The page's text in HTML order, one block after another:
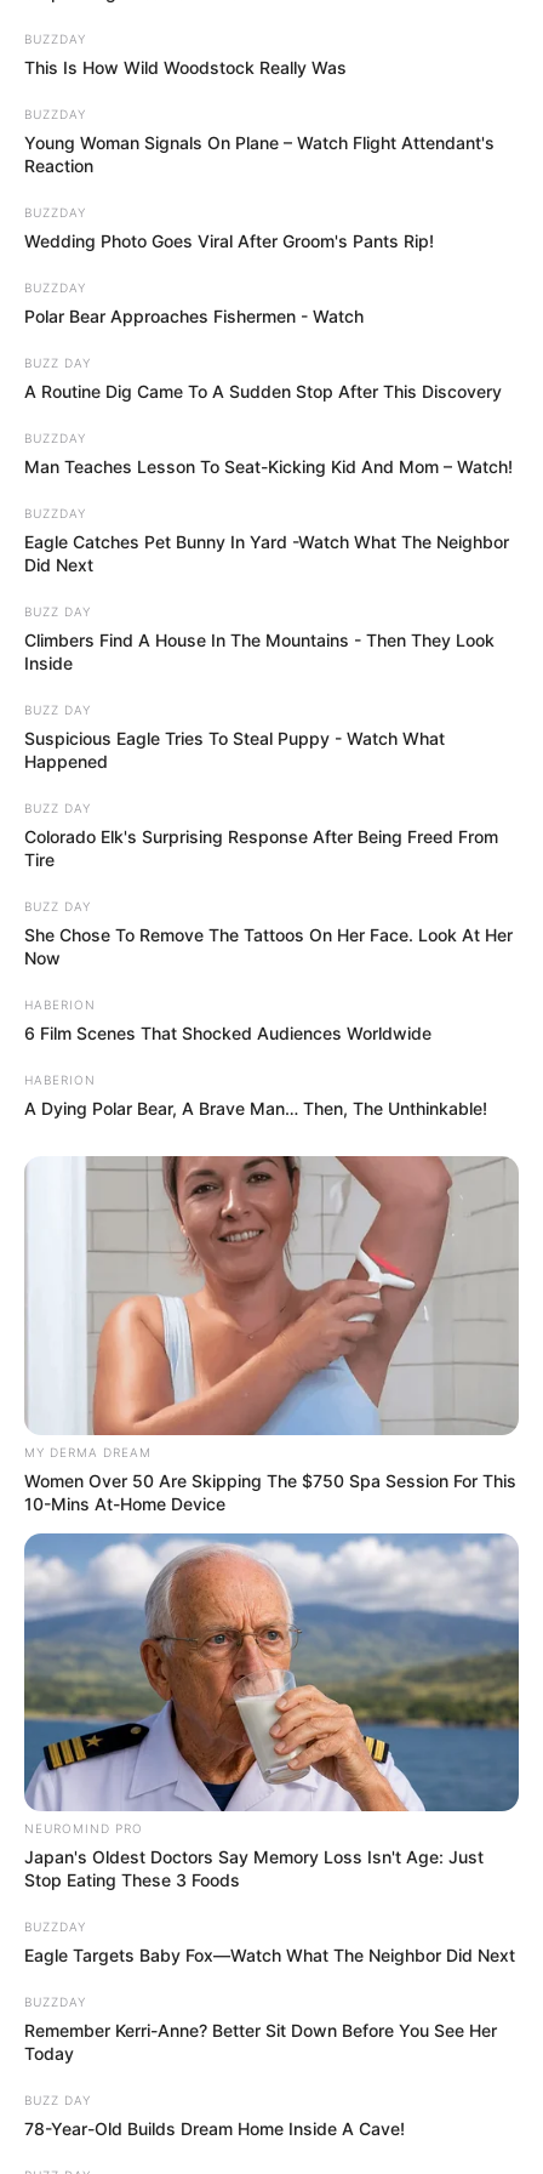
BUZZDAY
This Is How Wild Woodstock Really Was
BUZZDAY
Young Woman Signals On Plane – Watch Flight Attendant's
Reaction
BUZZDAY
Wedding Photo Goes Viral After Groom's Pants Rip!
BUZZDAY
Polar Bear Approaches Fishermen - Watch
BUZZ DAY
A Routine Dig Came To A Sudden Stop After This Discovery
BUZZDAY
Man Teaches Lesson To Seat-Kicking Kid And Mom – Watch!
BUZZDAY
Eagle Catches Pet Bunny In Yard -Watch What The Neighbor
Did Next
BUZZ DAY
Climbers Find A House In The Mountains - Then They Look
Inside
BUZZ DAY
Suspicious Eagle Tries To Steal Puppy - Watch What
Happened
BUZZ DAY
Colorado Elk's Surprising Response After Being Freed From
Tire
BUZZ DAY
She Chose To Remove The Tattoos On Her Face. Look At Her
Now
HABERION
6 Film Scenes That Shocked Audiences Worldwide
HABERION
A Dying Polar Bear, A Brave Man… Then, The Unthinkable!
MY DERMA DREAM
Women Over 50 Are Skipping The $750 Spa Session For This
10-Mins At-Home Device
NEUROMIND PRO
Japan's Oldest Doctors Say Memory Loss Isn't Age: Just
Stop Eating These 3 Foods
BUZZDAY
Eagle Targets Baby Fox—Watch What The Neighbor Did Next
BUZZDAY
Remember Kerri-Anne? Better Sit Down Before You See Her
Today
BUZZ DAY
78-Year-Old Builds Dream Home Inside A Cave!